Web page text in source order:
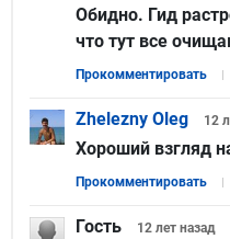
Обидно. Гид
что тут все
Прокомментировать
Zhelezny Oleg 12
Хороший взгляд
Прокомментировать
Гость 12 лет назад